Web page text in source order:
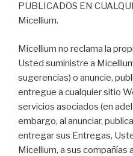
PUBLICADOS EN
Micellium.
Micellium no reclama la
Usted suministre a
sugerencias) o anuncie,
entregue a cualquier sitio
servicios asociados (en
embargo, al anunciar,
entregar sus Entregas,
Micellium, a sus compañías